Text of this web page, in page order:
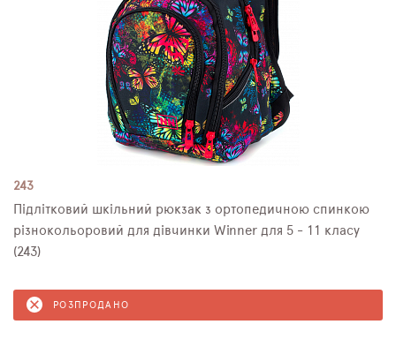
243
Підлітковий шкільний рюкзак з ортопедичною спинкою
різнокольоровий для дівчинки Winner для 5 - 11 класу
(243)
РОЗПРОДАНО